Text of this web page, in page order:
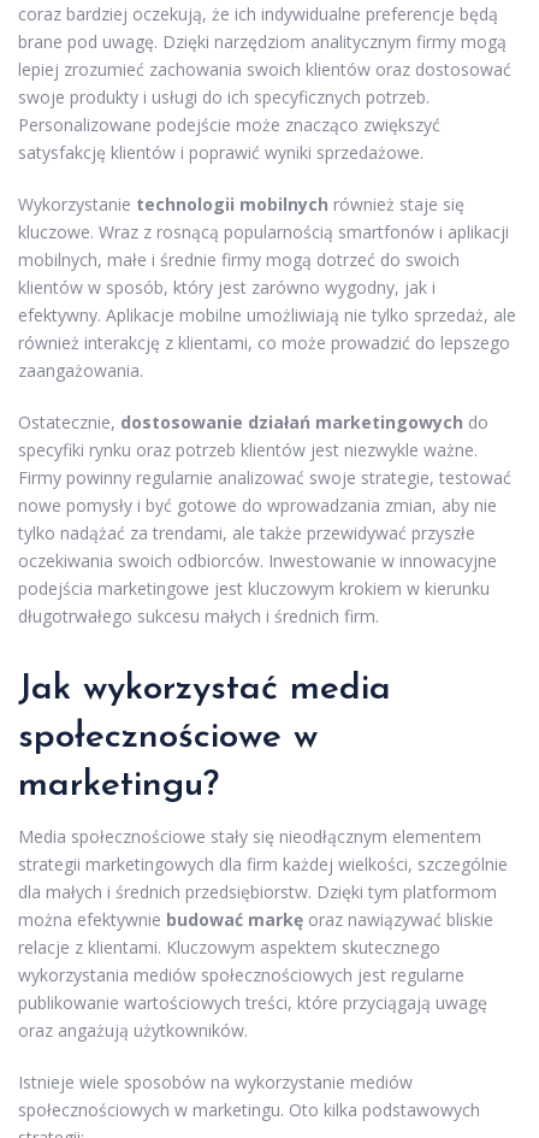
coraz bardziej oczekują, że ich indywidualne preferencje będą
brane pod uwagę. Dzięki narzędziom analitycznym firmy mogą
lepiej zrozumieć zachowania swoich klientów oraz dostosować
swoje produkty i usługi do ich specyficznych potrzeb.
Personalizowane podejście może znacząco zwiększyć
satysfakcję klientów i poprawić wyniki sprzedażowe.
Wykorzystanie technologii mobilnych również staje się
kluczowe. Wraz z rosnącą popularnością smartfonów i aplikacji
mobilnych, małe i średnie firmy mogą dotrzeć do swoich
klientów w sposób, który jest zarówno wygodny, jak i
efektywny. Aplikacje mobilne umożliwiają nie tylko sprzedaż, ale
również interakcję z klientami, co może prowadzić do lepszego
zaangażowania.
Ostatecznie, dostosowanie działań marketingowych do
specyfiki rynku oraz potrzeb klientów jest niezwykle ważne.
Firmy powinny regularnie analizować swoje strategie, testować
nowe pomysły i być gotowe do wprowadzania zmian, aby nie
tylko nadążać za trendami, ale także przewidywać przyszłe
oczekiwania swoich odbiorców. Inwestowanie w innowacyjne
podejścia marketingowe jest kluczowym krokiem w kierunku
długotrwałego sukcesu małych i średnich firm.
Jak wykorzystać media
społecznościowe w
marketingu?
Media społecznościowe stały się nieodłącznym elementem
strategii marketingowych dla firm każdej wielkości, szczególnie
dla małych i średnich przedsiębiorstw. Dzięki tym platformom
można efektywnie budować markę oraz nawiązywać bliskie
relacje z klientami. Kluczowym aspektem skutecznego
wykorzystania mediów społecznościowych jest regularne
publikowanie wartościowych treści, które przyciągają uwagę
oraz angażują użytkowników.
Istnieje wiele sposobów na wykorzystanie mediów
społecznościowych w marketingu. Oto kilka podstawowych